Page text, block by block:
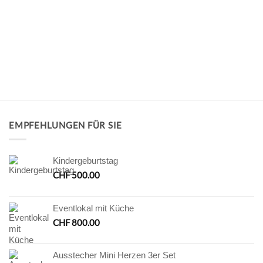
EMPFEHLUNGEN FÜR SIE
Kindergeburtstag
CHF500.00
Eventlokal mit Küche
CHF800.00
Ausstecher Mini Herzen 3er Set